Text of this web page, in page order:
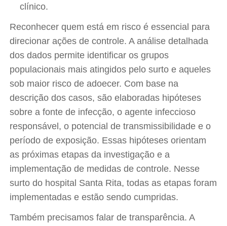
clínico.
Reconhecer quem está em risco é essencial para
direcionar ações de controle. A análise detalhada
dos dados permite identificar os grupos
populacionais mais atingidos pelo surto e aqueles
sob maior risco de adoecer. Com base na
descrição dos casos, são elaboradas hipóteses
sobre a fonte de infecção, o agente infeccioso
responsável, o potencial de transmissibilidade e o
período de exposição. Essas hipóteses orientam
as próximas etapas da investigação e a
implementação de medidas de controle. Nesse
surto do hospital Santa Rita, todas as etapas foram
implementadas e estão sendo cumpridas.
Também precisamos falar de transparência. A